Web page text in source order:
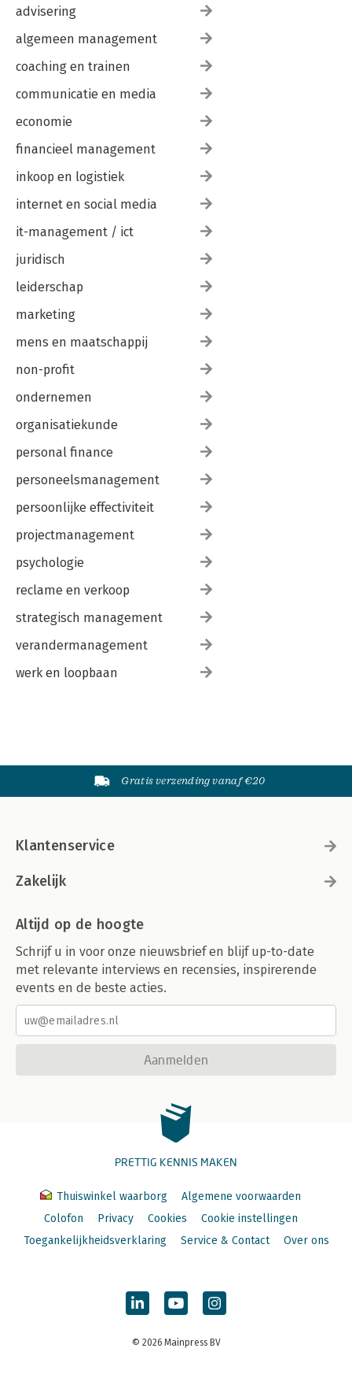
advisering
algemeen management
coaching en trainen
communicatie en media
economie
financieel management
inkoop en logistiek
internet en social media
it-management / ict
juridisch
leiderschap
marketing
mens en maatschappij
non-profit
ondernemen
organisatiekunde
personal finance
personeelsmanagement
persoonlijke effectiviteit
projectmanagement
psychologie
reclame en verkoop
strategisch management
verandermanagement
werk en loopbaan
Gratis verzending vanaf €20
Klantenservice
Zakelijk
Altijd op de hoogte
Schrijf u in voor onze nieuwsbrief en blijf up-to-date
met relevante interviews en recensies, inspirerende
events en de beste acties.
Aanmelden
PRETTIG KENNIS MAKEN
Thuiswinkel waarborg
Algemene voorwaarden
Colofon
Privacy Cookies
Cookie instellingen
Toegankelijkheidsverklaring
Service & Contact Over ons
© 2026 Mainpress BV